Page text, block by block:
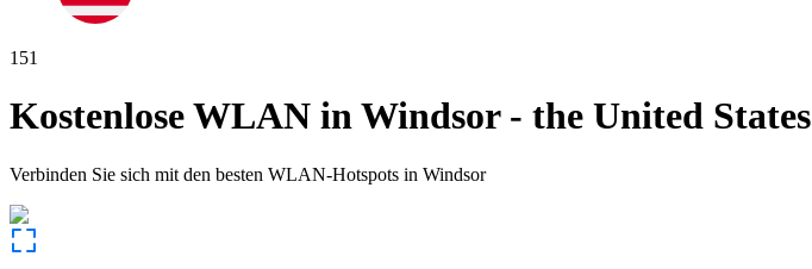
151
Kostenlose WLAN inWindsor- the United States
Verbinden Sie sich mit den besten WLAN-Hotspots in Windsor